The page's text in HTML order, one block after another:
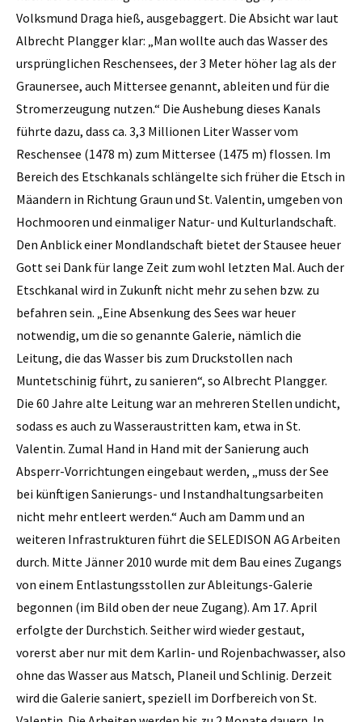
Volksmund Draga hieß, ausgebaggert. Die Absicht war laut
Albrecht Plangger klar: „Man wollte auch das Wasser des
ursprünglichen Reschensees, der 3 Meter ­höher lag als der
Graunersee, auch Mittersee genannt, ab­leiten und für die
Stromerzeugung nutzen.“ Die Aushebung dieses Kanals
führte dazu, dass ca. 3,3 Millionen Liter Wasser vom
Reschensee (1478 m) zum Mittersee (1475 m) flossen. Im
Bereich des Etschkanals schlängelte sich früher die Etsch in
Mäandern in Richtung Graun und St. Valentin, umgeben von
Hochmooren und einmaliger Natur- und Kulturlandschaft.
Den Anblick einer Mondlandschaft bietet der Stausee heuer
Gott sei Dank für lange Zeit zum wohl letzten Mal. Auch der
Etschkanal wird in Zukunft nicht mehr zu sehen bzw. zu
befahren sein. „Eine Absenkung des Sees war heuer
notwendig, um die so genannte Galerie, nämlich die
Leitung, die das Wasser bis zum Druck­stollen nach
Muntetschinig führt, zu sanieren“, so Albrecht Plangger.
Die 60 Jahre alte Leitung war an mehreren Stellen undicht,
sodass es auch zu Wasseraustritten kam, etwa in St.
Valentin. Zumal Hand in Hand mit der Sanierung auch
Absperr-Vorrichtungen eingebaut werden, „muss der See
bei künftigen Sanierungs- und Instandhaltungsarbeiten
nicht mehr entleert werden.“ Auch am Damm und an
weiteren Infrastrukturen führt die SELEDISON AG Arbeiten
durch. Mitte Jänner 2010 wurde mit dem Bau eines Zugangs
von einem Entlastungsstollen zur Ableitungs-Galerie
begonnen (im Bild oben der neue Zugang). Am 17. April
erfolgte der Durchstich. Seither wird wieder gestaut,
vorerst aber nur mit dem Karlin- und Rojenbachwasser, also
ohne das Wasser aus Matsch, ­Planeil und Schlinig. Derzeit
wird die Galerie saniert, speziell im Dorfbereich von St.